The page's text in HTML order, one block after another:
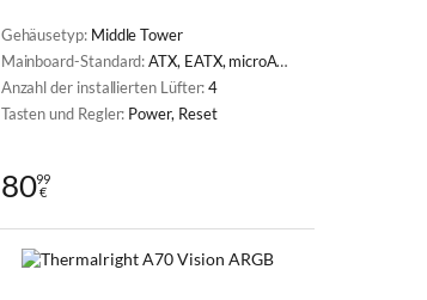
Gehäusetyp: Middle Tower
Mainboard-Standard:ATX, EATX, microATX, Mini-ITX
Anzahl der installierten Lüfter:4
Tasten und Regler: Power, Reset
8099
€